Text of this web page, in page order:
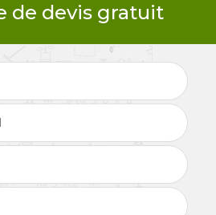
de devis gratuit